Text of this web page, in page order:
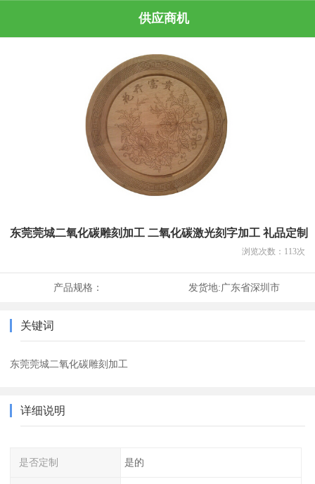
供应商机
东莞莞城二氧化碳雕刻加工 二氧化碳激光刻字加工 礼品定制
浏览次数： 113次
产品规格： 发货地:广东省深圳市
关键词
东莞莞城二氧化碳雕刻加工
详细说明
是否定制 是的